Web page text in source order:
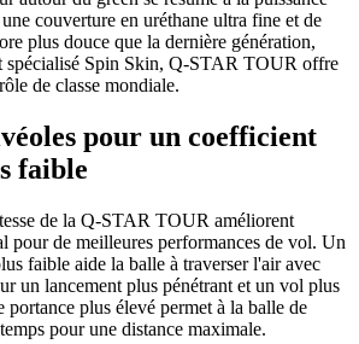
couverture en uréthane ultra fine et de
plus douce que la dernière génération,
spécialisé Spin Skin, Q-STAR TOUR offre
de classe mondiale.
pour un coefficient
faible
de la Q-STAR TOUR améliorent
pour de meilleures performances de vol. Un
faible aide la balle à traverser l'air avec
un lancement plus pénétrant et un vol plus
plus élevé permet à la balle de
pour une distance maximale.